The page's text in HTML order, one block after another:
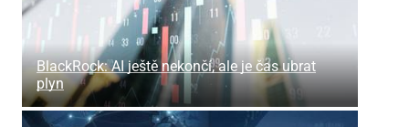
BlackRock: AI ještě nekončí, ale je čas ubrat
plyn